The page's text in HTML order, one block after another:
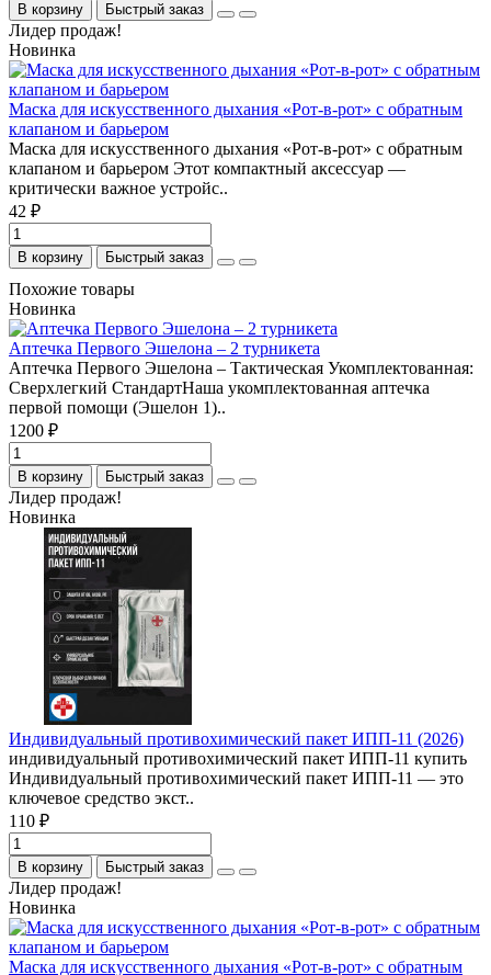
В корзину Быстрый заказ
Лидер продаж!
Новинка
Маска для искусственного дыхания «Рот-в-рот» с обратным
клапаном и барьером
Маска для искусственного дыхания «Рот-в-рот» с обратным
клапаном и барьером Этот компактный аксессуар —
критически важное устройс..
42 ₽
В корзину Быстрый заказ
Похожие товары
Новинка
Аптечка Первого Эшелона – 2 турникета
Аптечка Первого Эшелона – Тактическая Укомплектованная:
Сверхлегкий СтандартНаша укомплектованная аптечка
первой помощи (Эшелон 1)..
1200 ₽
В корзину Быстрый заказ
Лидер продаж!
Новинка
Индивидуальный противохимический пакет ИПП-11 (2026)
индивидуальный противохимический пакет ИПП-11 купить
Индивидуальный противохимический пакет ИПП-11 — это
ключевое средство экст..
110 ₽
В корзину Быстрый заказ
Лидер продаж!
Новинка
Маска для искусственного дыхания «Рот-в-рот» с обратным